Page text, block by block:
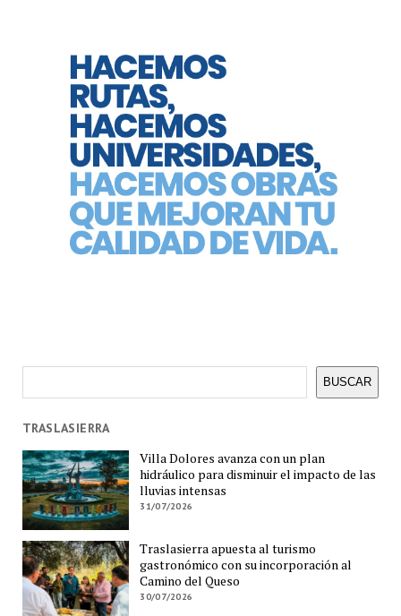
BUSCAR
TRASLASIERRA
Villa Dolores avanza con un plan
hidráulico para disminuir el impacto de las
lluvias intensas
31/07/2026
Traslasierra apuesta al turismo
gastronómico con su incorporación al
Camino del Queso
30/07/2026